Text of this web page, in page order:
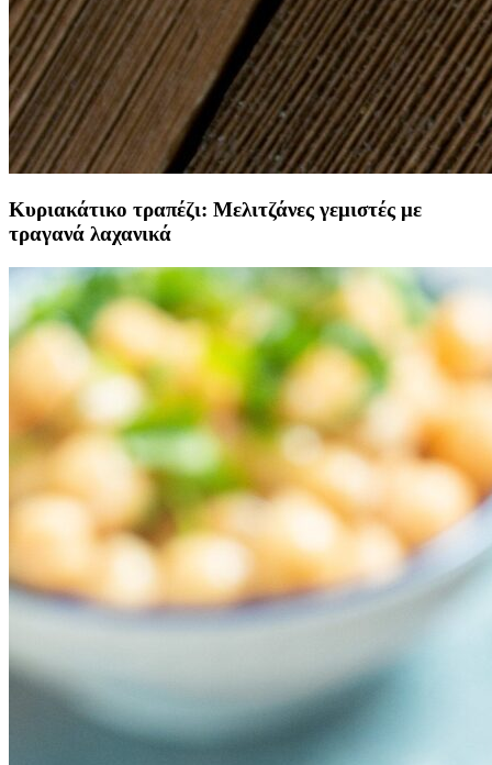
Κυριακάτικο τραπέζι: Μελιτζάνες γεμιστές με
τραγανά λαχανικά